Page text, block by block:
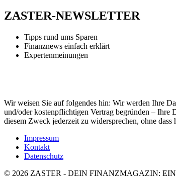
ZASTER-NEWSLETTER
Tipps rund ums Sparen
Finanznews einfach erklärt
Expertenmeinungen
Wir weisen Sie auf folgendes hin: Wir werden Ihre
und/oder kostenpflichtigen Vertrag begründen – Ihre
diesem Zweck jederzeit zu widersprechen, ohne
Impressum
Kontakt
Datenschutz
© 2026 ZASTER - DEIN FINANZMAGAZIN: